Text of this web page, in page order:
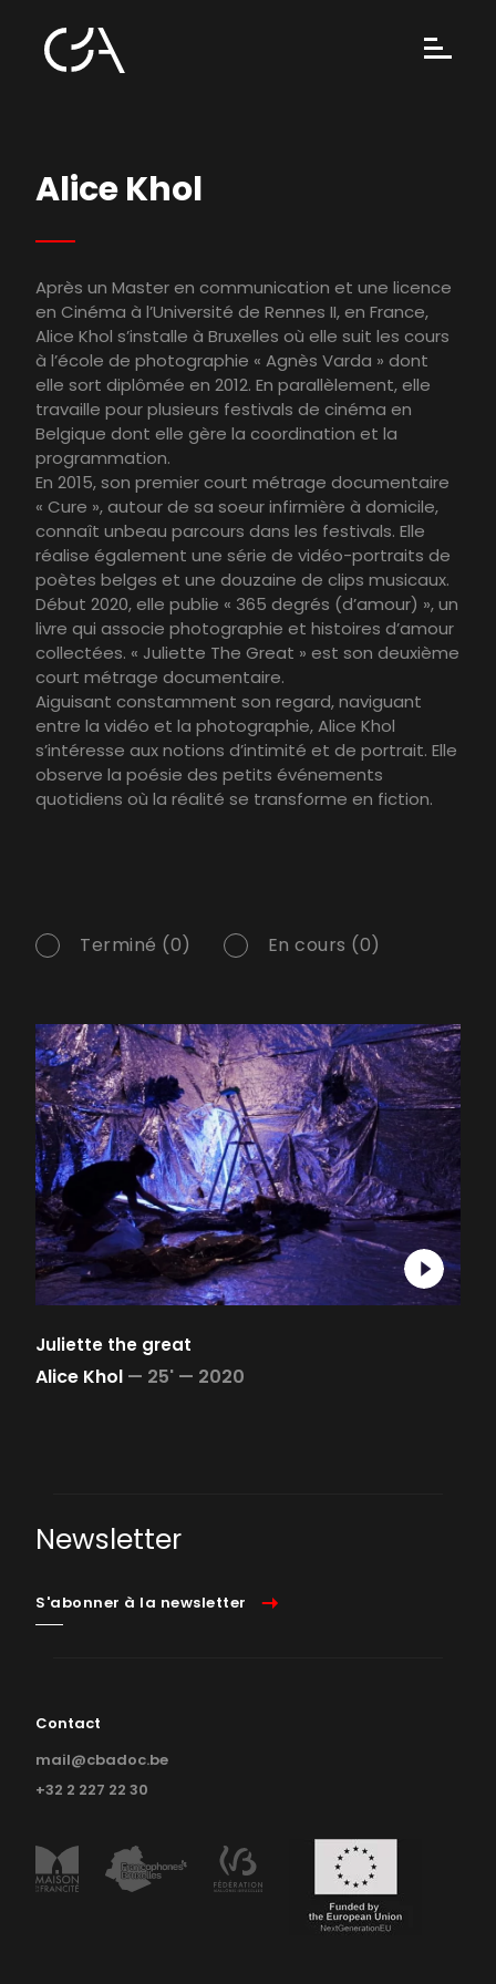
Alice Khol
Après un Master en communication et une licence
en Cinéma à l’Université de Rennes II, en France,
Alice Khol s’installe à Bruxelles où elle suit les cours
à l’école de photographie « Agnès Varda » dont
elle sort diplômée en 2012. En parallèlement, elle
travaille pour plusieurs festivals de cinéma en
Belgique dont elle gère la coordination et la
programmation.
En 2015, son premier court métrage documentaire
« Cure », autour de sa soeur infirmière à domicile,
connaît unbeau parcours dans les festivals. Elle
réalise également une série de vidéo-portraits de
poètes belges et une douzaine de clips musicaux.
Début 2020, elle publie « 365 degrés (d’amour) », un
livre qui associe photographie et histoires d’amour
collectées. « Juliette The Great » est son deuxième
court métrage documentaire.
Aiguisant constamment son regard, naviguant
entre la vidéo et la photographie, Alice Khol
s’intéresse aux notions d’intimité et de portrait. Elle
observe la poésie des petits événements
quotidiens où la réalité se transforme en fiction.
Terminé (0) En cours (0)
Juliette the great
Alice Khol — 25' — 2020
Newsletter
S'abonner à la newsletter
Contact
mail@cbadoc.be
+32 2 227 22 30